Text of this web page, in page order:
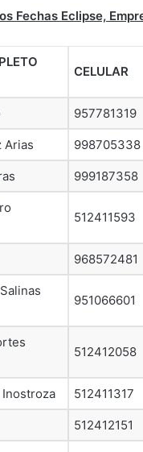
Fechas Eclipse,
CELULAR
957781319
Arias 998705338
999187358
512411593
968572481
951066601
512412058
Inostroza 512411317
512412151